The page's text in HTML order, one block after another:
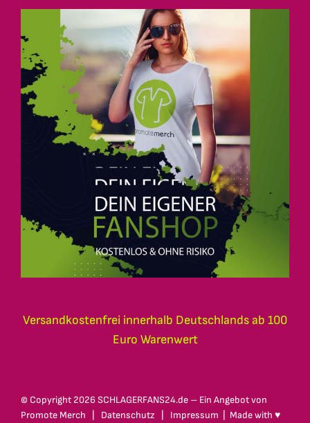
Versandkostenfrei innerhalb Deutschlands ab 100
Euro Warenwert
© Copyright 2026 SCHLAGERFANS24.de – Ein Angebot von
Promote Merch
Datenschutz Impressum | Made with ♥